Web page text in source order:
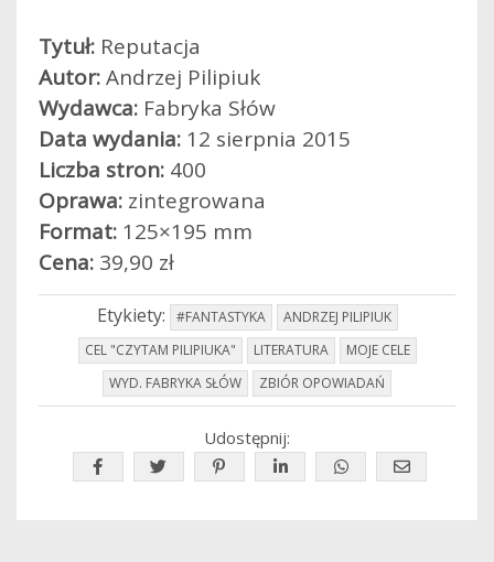
Tytuł: Reputacja
Autor:Andrzej Pilipiuk
Wydawca: Fabryka Słów
Data wydania: 12 sierpnia 2015
Liczba stron: 400
Oprawa: zintegrowana
Format: 125×195 mm
Cena: 39,90 zł
Etykiety: #FANTASTYKA
ANDRZEJ PILIPIUK
CEL "CZYTAM PILIPIUKA"
LITERATURA
MOJE CELE
WYD. FABRYKA SŁÓW
ZBIÓR OPOWIADAŃ
Udostępnij: